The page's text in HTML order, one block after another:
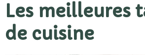
Les meilleures
de cuisine